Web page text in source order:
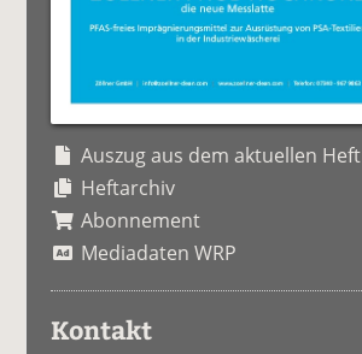
Auszug aus dem aktuellen Heft
Heftarchiv
Abonnement
Mediadaten WRP
Kontakt